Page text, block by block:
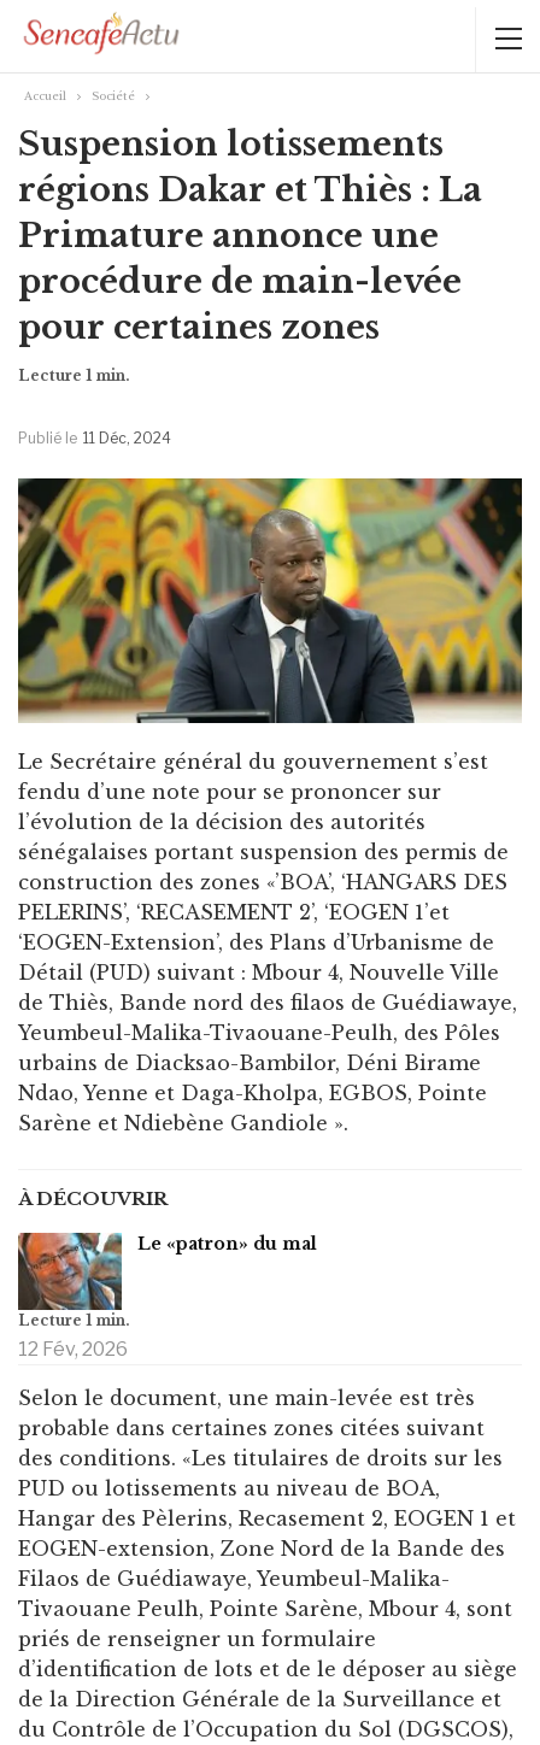
Accueil Société
Suspension lotissements
régions Dakar et Thiès : La
Primature annonce une
procédure de main-levée
pour certaines zones
Publié le 11 Déc, 2024
Le Secrétaire général du gouvernement s’est
fendu d’une note pour se prononcer sur
l’évolution de la décision des autorités
sénégalaises portant suspension des permis de
construction des zones «’BOA’, ‘HANGARS DES
PELERINS’, ‘RECASEMENT 2’, ‘EOGEN 1’et
‘EOGEN-Extension’, des Plans d’Urbanisme de
Détail (PUD) suivant : Mbour 4, Nouvelle Ville
de Thiès, Bande nord des filaos de Guédiawaye,
Yeumbeul-Malika-Tivaouane-Peulh, des Pôles
urbains de Diacksao-Bambilor, Déni Birame
Ndao, Yenne et Daga-Kholpa, EGBOS, Pointe
Sarène et Ndiebène Gandiole ».
À DÉCOUVRIR
Le «patron» du mal
12 Fév, 2026
Selon le document, une main-levée est très
probable dans certaines zones citées suivant
des conditions. «Les titulaires de droits sur les
PUD ou lotissements au niveau de BOA,
Hangar des Pèlerins, Recasement 2, EOGEN 1 et
EOGEN-extension, Zone Nord de la Bande des
Filaos de Guédiawaye, Yeumbeul-Malika-
Tivaouane Peulh, Pointe Sarène, Mbour 4, sont
priés de renseigner un formulaire
d’identification de lots et de le déposer au siège
de la Direction Générale de la Surveillance et
du Contrôle de l’Occupation du Sol (DGSCOS),